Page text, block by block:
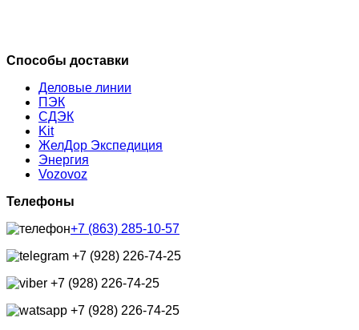
Способы доставки
Деловые линии
ПЭК
СДЭК
Kit
ЖелДор Экспедиция
Энергия
Vozovoz
Телефоны
+7 (863) 285-10-57
+7 (928) 226-74-25
+7 (928) 226-74-25
+7 (928) 226-74-25